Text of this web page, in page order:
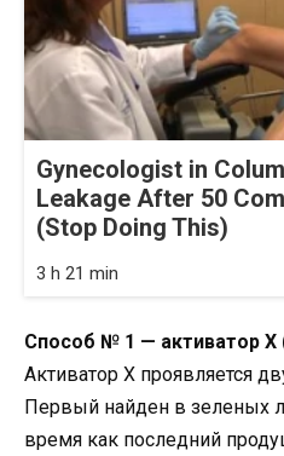
Gynecologist in
Leakage After 50
(Stop Doing This)
3 h 21 min
Способ № 1 — активатор X
Активатор X проявляется
Первый найден в зеленых
время как последний